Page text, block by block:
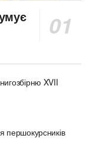
XVII
першокурсників